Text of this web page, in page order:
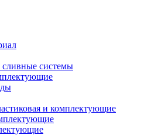
системы
и комплектующие